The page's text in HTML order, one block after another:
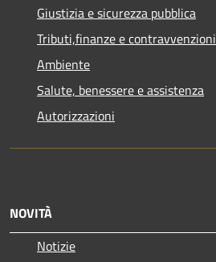
Giustizia e sicurezza pubblica
Tributi,finanze e contravvenzioni
Ambiente
Salute, benessere e assistenza
Autorizzazioni
NOVITÀ
Notizie